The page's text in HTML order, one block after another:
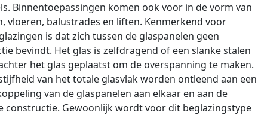
Binnentoepassingen komen ook voor in de vorm van
vloeren, balustrades en liften. Kenmerkend voor
is dat zich tussen de glaspanelen geen
bevindt. Het glas is zelfdragend of een slanke stalen
het glas geplaatst om de overspanning te maken.
van het totale glasvlak worden ontleend aan een
van de glaspanelen aan elkaar en aan de
constructie. Gewoonlijk wordt voor dit beglazingstype